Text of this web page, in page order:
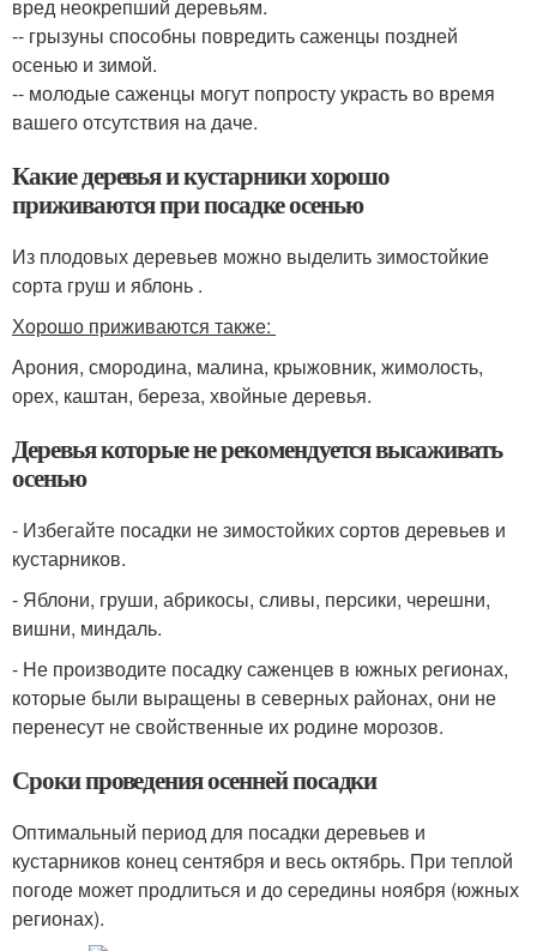
вред неокрепший деревьям.
-- грызуны способны повредить саженцы поздней
осенью и зимой.
-- молодые саженцы могут попросту украсть во время
вашего отсутствия на даче.
Какие деревья и кустарники хорошо
приживаются при посадке осенью
Из плодовых деревьев можно выделить зимостойкие
сорта груш и яблонь .
Хорошо приживаются также:
Арония, смородина, малина, крыжовник, жимолость,
орех, каштан, береза, хвойные деревья.
Деревья которые не рекомендуется высаживать
осенью
- Избегайте посадки не зимостойких сортов деревьев и
кустарников.
- Яблони, груши, абрикосы, сливы, персики, черешни,
вишни, миндаль.
- Не производите посадку саженцев в южных регионах,
которые были выращены в северных районах, они не
перенесут не свойственные их родине морозов.
Сроки проведения осенней посадки
Оптимальный период для посадки деревьев и
кустарников конец сентября и весь октябрь. При теплой
погоде может продлиться и до середины ноября (южных
регионах).